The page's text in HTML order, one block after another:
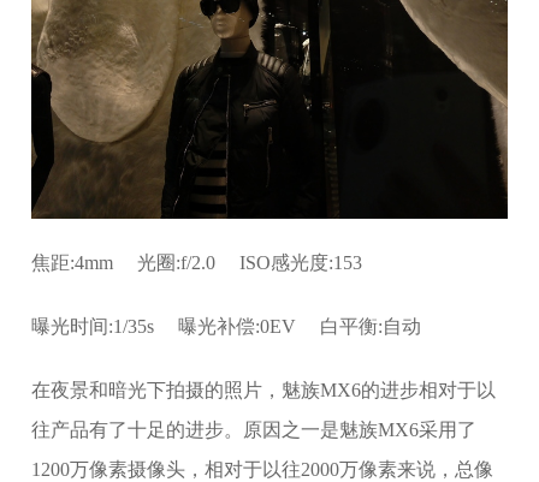
焦距:4mm 光圈:f/2.0 ISO感光度:153
曝光时间:1/35s 曝光补偿:0EV 白平衡:自动
在夜景和暗光下拍摄的照片，魅族MX6的进步相对于以
往产品有了十足的进步。原因之一是魅族MX6采用了
1200万像素摄像头，相对于以往2000万像素来说，总像